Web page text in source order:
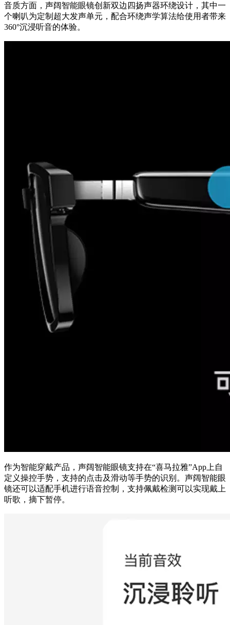
音质方面，声阔智能眼镜创新双边四扬声器环绕设计，其中一
个喇叭为定制超大发声单元，配合环绕声学算法给使用者带来
360°沉浸听音的体验。
作为智能穿戴产品，声阔智能眼镜支持在“喜马拉雅”App上自
定义操控手势，支持的点击及滑动等手势的识别。 声阔智能眼
镜还可以适配手机进行语音控制，支持佩戴检测可以实现戴上
听歌，摘下暂停。